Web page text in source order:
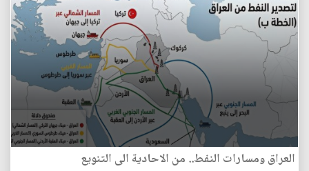
العراق ومسارات النفط.. من الاحادية الى التنويع